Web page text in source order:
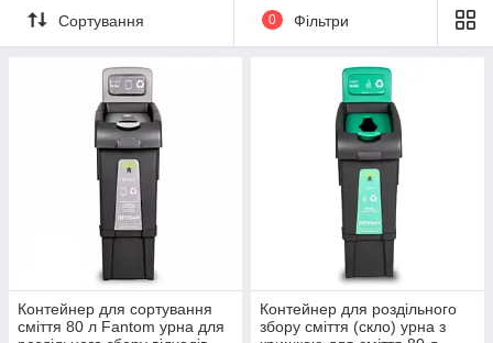
Сортування 0 Фільтри
Контейнер для сортування
сміття 80 л Fantom урна для
Контейнер для роздільного
збору сміття (скло) урна з